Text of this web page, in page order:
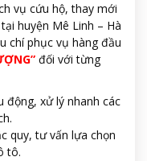
vụ cứu hộ, thay mới
huyện Mê Linh – Hà
chí phục vụ hàng đầu
đối với từng
động, xử lý nhanh các
quy, tư vấn lựa chọn
tô.